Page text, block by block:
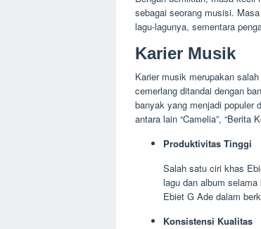
sebagai seorang musisi.
lagu-lagunya, sementara
Karier Musik
Karier musik merupakan
cemerlang ditandai dengan
banyak yang menjadi populer
antara lain “Camelia”, “Berita
Produktivitas Tinggi
Salah satu ciri khas
lagu dan album
Ebiet G Ade dalam
Konsistensi Kualitas